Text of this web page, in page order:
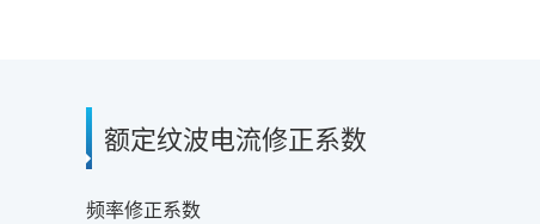
额定纹波电流修正系数
频率修正系数